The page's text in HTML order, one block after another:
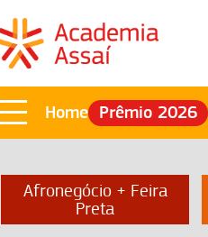
Home Prêmio 2026
Afronegócio + Feira
Preta